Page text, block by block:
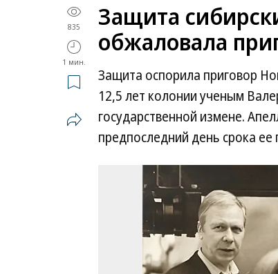
835
1 мин.
Защита
обжаловала
Защита оспорила приговор
12,5 лет колонии ученым
государственной измене.
предпоследний день срока ее